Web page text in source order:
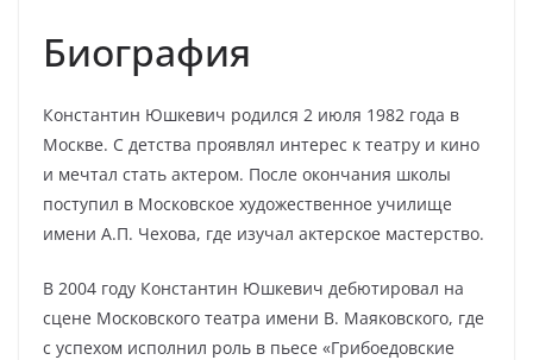
Биография
Константин Юшкевич родился 2 июля 1982 года в
Москве. С детства проявлял интерес к театру и кино
и мечтал стать актером. После окончания школы
поступил в Московское художественное училище
имени А.П. Чехова, где изучал актерское мастерство.
В 2004 году Константин Юшкевич дебютировал на
сцене Московского театра имени В. Маяковского, где
с успехом исполнил роль в пьесе «Грибоедовские